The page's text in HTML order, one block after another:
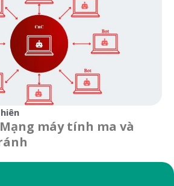
máy tính ma và